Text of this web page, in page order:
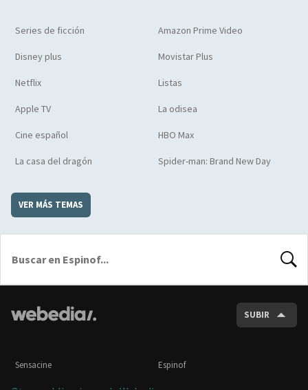
Series de ficción Amazon Prime Video
Disney plus Movistar Plus
Netflix Listas
Apple TV La odisea
Cine español HBO Max
La casa del dragón Spider-man: Brand New Day
VER MÁS TEMAS
SUBIR
Sensacine Espinof